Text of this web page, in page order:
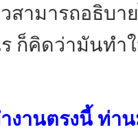
สามารถอธิบา
ร ก็คิดว่ามันทำ
งานตรงนี้ ท่า